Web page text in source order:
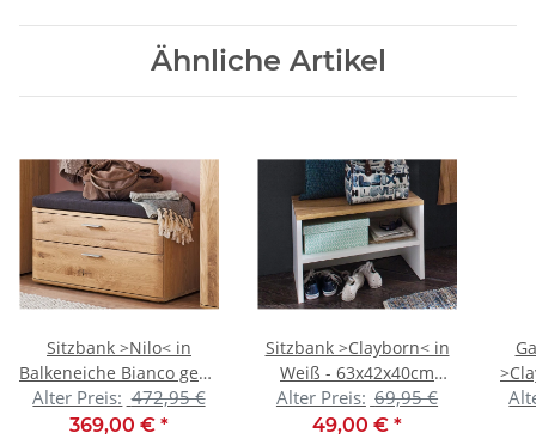
Ähnliche Artikel
Sitzbank >Nilo< in
Balkeneiche Bianco geölt
aus Metall - 90x44x38cm
(BxHxT)
Alter Preis: 472,95 €
369,00 € *
Sitzbank >Clayborn< in
Weiß - 63x42x40cm
(BxHxT)
Alter Preis: 69,95 €
49,00 € *